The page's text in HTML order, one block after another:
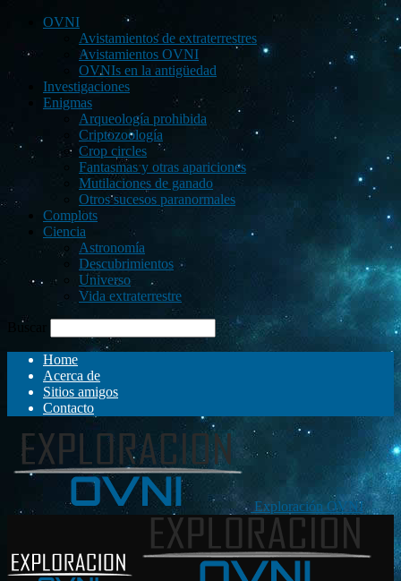
OVNI
Avistamientos de extraterrestres
Avistamientos OVNI
OVNIs en la antigüedad
Investigaciones
Enigmas
Arqueología prohibida
Criptozoología
Crop circles
Fantasmas y otras apariciones
Mutilaciones de ganado
Otros sucesos paranormales
Complots
Ciencia
Astronomía
Descubrimientos
Universo
Vida extraterrestre
Buscar
Home
Acerca de
Sitios amigos
Contacto
Exploración OVNI